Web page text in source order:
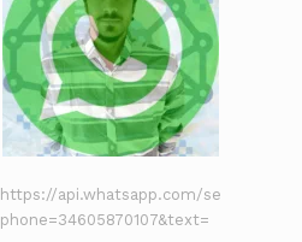
https://api.whatsapp.com/send?
phone=34605870107&text=